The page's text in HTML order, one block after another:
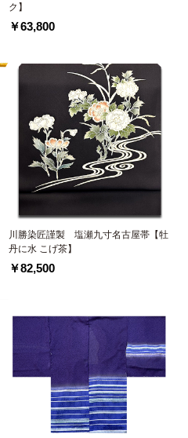
ク】
￥63,800
川勝染匠謹製 塩瀬九寸名古屋帯【牡
丹に水 こげ茶】
￥82,500